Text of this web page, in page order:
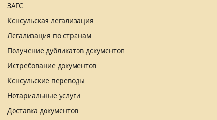
ЗАГС
Консульская легализация
Легализация по странам
Получение дубликатов документов
Истребование документов
Консульские переводы
Нотариальные услуги
Доставка документов